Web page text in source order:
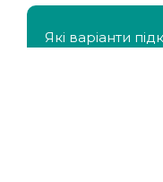
Які варіанти